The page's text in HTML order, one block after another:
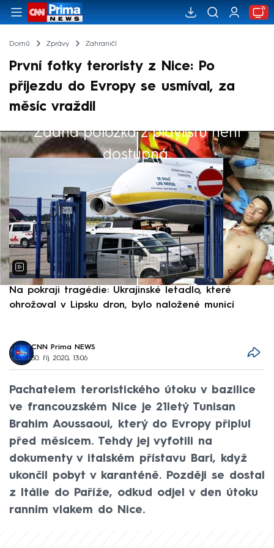
Domů Zprávy Zahraničí
První fotky teroristy z Nice: Po
příjezdu do Evropy se usmíval, za
měsíc vraždil
Žádná položka z playlistu není
dostupná.
Výběr redakce
Na pokraji tragédie: Ukrajinské letadlo, které
ohrožoval v Lipsku dron, bylo naložené municí
CNN Prima NEWS
30. říj 2020, 13:06
Pachatelem teroristického útoku v bazilice
ve francouzském Nice je 21letý Tunisan
Brahim Aoussaoui, který do Evropy připlul
před měsícem. Tehdy jej vyfotili na
dokumenty v italském přístavu Bari, když
ukončil pobyt v karanténě. Později se dostal
z Itálie do Paříže, odkud odjel v den útoku
ranním vlakem do Nice.